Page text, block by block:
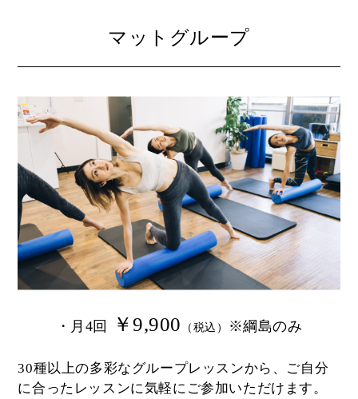
マットグループ
・月4回 ￥9,900 （税込） ※綱島のみ
30種以上の多彩なグループレッスンから、ご⾃分
に合ったレッスンに気軽にご参加いただけます。